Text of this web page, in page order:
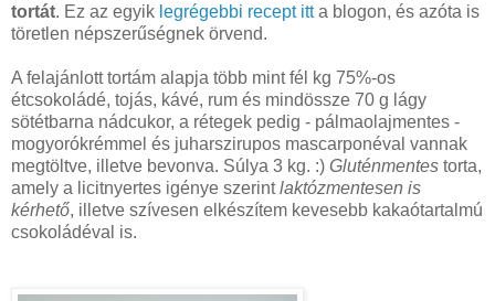
tortát. Ez az egyik legrégebbi recept itta blogon, és azóta is
töretlen népszerűségnek örvend.
A felajánlott tortám alapja több mint fél kg 75%-os
étcsokoládé, tojás, kávé, rum és mindössze 70 g lágy
sötétbarna nádcukor, a rétegek pedig - pálmaolajmentes -
mogyorókrémmel és juharszirupos mascarponéval vannak
megtöltve, illetve bevonva. Súlya 3 kg. :) Gluténmentes torta,
amely a licitnyertes igénye szerintlaktózmentesen is
kérhető, illetve szívesen elkészítem kevesebb kakaótartalmú
csokoládéval is.